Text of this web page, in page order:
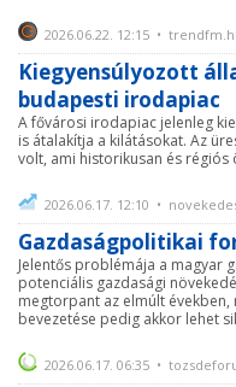
2026.06.22. 12:15 •
Kiegyensúlyozott
budapesti irodapiac
A fővárosi irodapiac jelenleg
is átalakítja a kilátásokat. Az
volt, ami historikusan és régiós
2026.06.17. 12:10 •
Gazdaságpolitikai
Jelentős problémája a magyar
potenciális gazdasági
megtorpant az elmúlt
bevezetése pedig akkor lehet
2026.06.17. 06:35 •